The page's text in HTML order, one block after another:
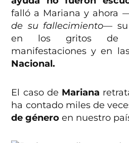
falló a Mariana y ahora
de su fallecimiento—
en los gritos de
manifestaciones y en
Nacional.
El caso de Mariana
ha contado miles de
de género en nuestro